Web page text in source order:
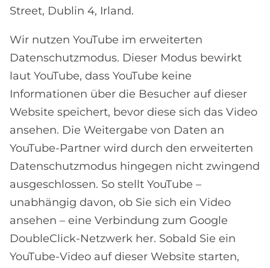
Street, Dublin 4, Irland.
Wir nutzen YouTube im erweiterten
Datenschutzmodus. Dieser Modus bewirkt
laut YouTube, dass YouTube keine
Informationen über die Besucher auf dieser
Website speichert, bevor diese sich das Video
ansehen. Die Weitergabe von Daten an
YouTube-Partner wird durch den erweiterten
Datenschutzmodus hingegen nicht zwingend
ausgeschlossen. So stellt YouTube –
unabhängig davon, ob Sie sich ein Video
ansehen – eine Verbindung zum Google
DoubleClick-Netzwerk her. Sobald Sie ein
YouTube-Video auf dieser Website starten,